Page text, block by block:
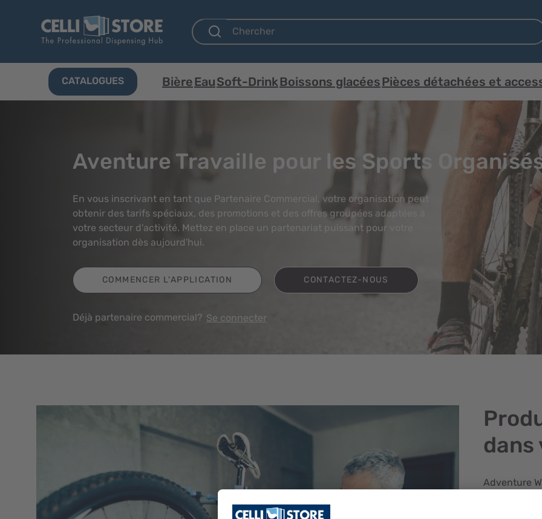
CATALOGUES BièreEauSoft-DrinkBoissons glacéesPièces détachées et
Aventure Travaille pour les Sports
En vous inscrivant en tant que Partenaire Commercial, votre organisation peut
obtenir des tarifs spéciaux, des promotions et des offres groupées adaptées à
votre secteur d'activité. Mettez en place un partenariat puissant pour votre
organisation dès aujourd'hui.
COMMENCER L'APPLICATION CONTACTEZ-NOUS
Déjà partenaire commercial? Se connecter
dans
Adventure
durabilité,
la nature.